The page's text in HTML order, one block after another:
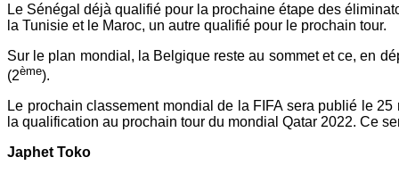
Le Sénégal déjà qualifié pour la prochaine étape des
la Tunisie et le Maroc, un autre qualifié pour le prochain tour.
Sur le plan mondial, la Belgique reste au sommet et ce, en
(2ème).
Le prochain classement mondial de la FIFA sera publié le
la qualification au prochain tour du mondial Qatar 2022. Ce
Japhet Toko